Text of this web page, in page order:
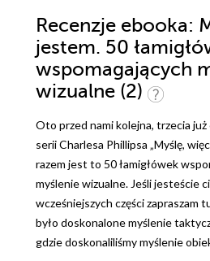
Recenzje ebooka:
jestem. 50
wspomagających
wizualne (2)
Oto przed nami kolejna, trzecia już
serii Charlesa Phillipsa „Myślę,
razem jest to 50 łamigłówek
myślenie wizualne. Jeśli jesteście
wcześniejszych części zapraszam
było doskonalone myślenie
gdzie doskonaliliśmy myślenie